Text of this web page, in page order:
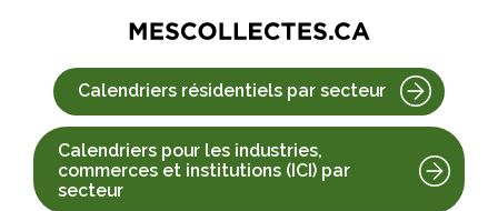
Calendriers résidentiels par secteur
Calendriers pour les industries,
commerces et institutions (ICI) par
secteur